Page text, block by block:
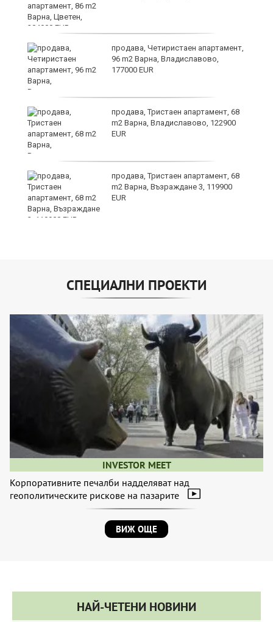
продава, Четиристаен апартамент,
96 m2 Варна, Владиславово,
177000 EUR
продава, Тристаен апартамент, 68
m2 Варна, Владиславово, 122900
EUR
продава, Тристаен апартамент, 68
m2 Варна, Възраждане 3, 119900
EUR
СПЕЦИАЛНИ ПРОЕКТИ
INVESTOR MEET
Корпоративните печалби надделяват над
геополитическите рискове на пазарите
ВИЖ ОЩЕ
НАЙ-ЧЕТЕНИ НОВИНИ